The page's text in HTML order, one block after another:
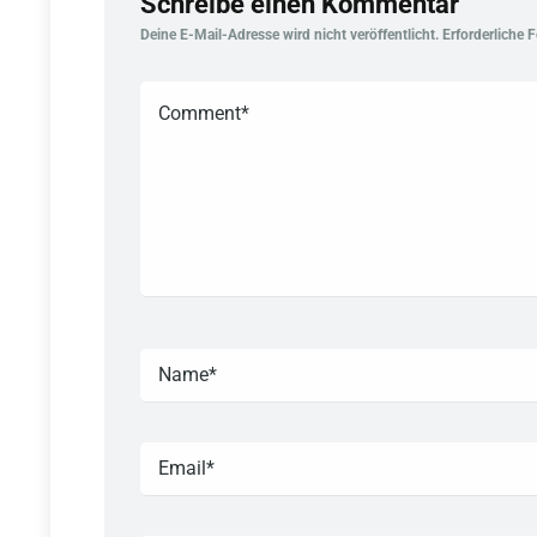
Deine E-Mail-Adresse wird nicht veröffentlicht. Erforderliche